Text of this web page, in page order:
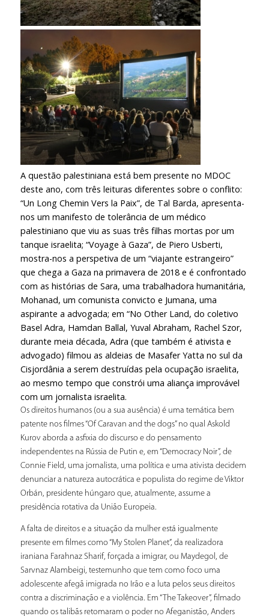
A questão palestiniana está bem presente no MDOC
deste ano, com três leituras diferentes sobre o conflito:
“Un Long Chemin Vers la Paix”, de Tal Barda, apresenta-
nos um manifesto de tolerância de um médico
palestiniano que viu as suas três filhas mortas por um
tanque israelita; “Voyage à Gaza”, de Piero Usberti,
mostra-nos a perspetiva de um “viajante estrangeiro”
que chega a Gaza na primavera de 2018 e é confrontado
com as histórias de Sara, uma trabalhadora humanitária,
Mohanad, um comunista convicto e Jumana, uma
aspirante a advogada; em “No Other Land, do coletivo
Basel Adra, Hamdan Ballal, Yuval Abraham, Rachel Szor,
durante meia década, Adra (que também é ativista e
advogado) filmou as aldeias de Masafer Yatta no sul da
Cisjordânia a serem destruídas pela ocupação israelita,
ao mesmo tempo que constrói uma aliança improvável
com um jornalista israelita.
Os direitos humanos (ou a sua ausência) é uma temática bem
patente nos filmes “Of Caravan and the dogs” no qual Askold
Kurov aborda a asfixia do discurso e do pensamento
independentes na Rússia de Putin e, em “Democracy Noir”, de
Connie Field, uma jornalista, uma política e uma ativista decidem
denunciar a natureza autocrática e populista do regime de Viktor
Orbán, presidente húngaro que, atualmente, assume a
presidência rotativa da União Europeia.
A falta de direitos e a situação da mulher está igualmente
presente em filmes como “My Stolen Planet”, da realizadora
iraniana Farahnaz Sharif, forçada a imigrar, ou Maydegol, de
Sarvnaz Alambeigi, testemunho que tem como foco uma
adolescente afegã imigrada no Irão e a luta pelos seus direitos
contra a discriminação e a violência. Em “The Takeover”, filmado
quando os talibãs retomaram o poder no Afeganistão, Anders